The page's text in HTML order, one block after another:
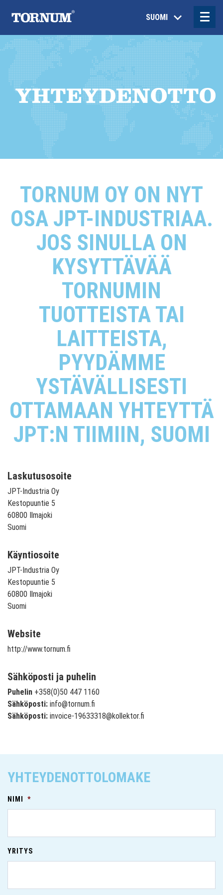
SUOMI
YHTEYDENOTTO
TORNUM OY ON NYT
OSA JPT-INDUSTRIAA.
JOS SINULLA ON
KYSYTTÄVÄÄ
TORNUMIN
TUOTTEISTA TAI
LAITTEISTA,
PYYDÄMME
YSTÄVÄLLISESTI
OTTAMAAN YHTEYTTÄ
JPT:N TIIMIIN, SUOMI
Laskutusosoite
JPT-Industria Oy
Kestopuuntie 5
60800 Ilmajoki
Suomi
Käyntiosoite
JPT-Industria Oy
Kestopuuntie 5
60800 Ilmajoki
Suomi
Website
http://www.tornum.fi
Sähköposti ja puhelin
Puhelin +358(0)50 447 1160
Sähköposti: info@tornum.fi
Sähköposti: invoice-19633318@kollektor.fi
YHTEYDENOTTOLOMAKE
NIMI *
YRITYS